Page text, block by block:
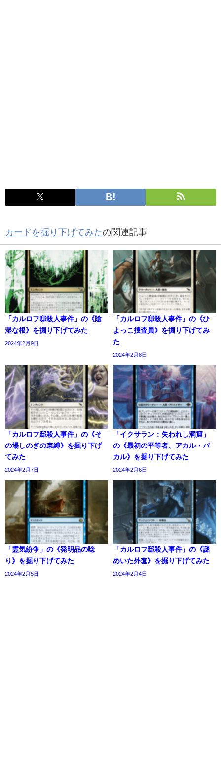
カードを掘り下げてみたの関連記事
「カルロフ邸殺人事件」の《陰
湿な根》を掘り下げてみた
2024年2月9日
「カルロフ邸殺人事件」の《ひ
よっこ捜査員》を掘り下げてみ
た
2024年2月8日
「カルロフ邸殺人事件」の《そ
の場しのぎの束縛》を掘り下げ
てみた
2024年2月7日
「イクサラン：失われし洞窟」
の《最初の平等者、アカル・パ
カル》を掘り下げてみた
2024年2月6日
「霊気紛争」の《発明品の唸
り》を掘り下げてみた
2024年2月5日
「カルロフ邸殺人事件」の《謎
めいた外套》を掘り下げてみた
2024年2月4日